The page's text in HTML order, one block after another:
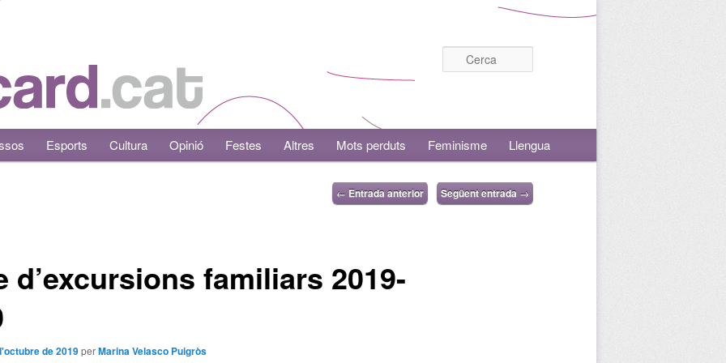
Esports Cultura Opinió Festes Altres Mots perduts Feminisme Llengua
← Entrada anterior Següent entrada →
d’excursions familiars 2019-
de 2019perMarina Velasco Puigròs